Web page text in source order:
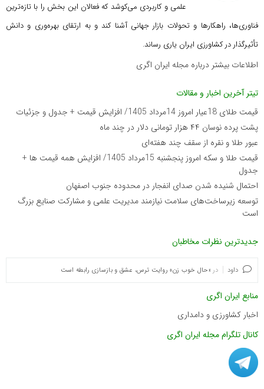
علمی و کاربردی می‌کوشد که فعالان این بخش را با تازه‌ترین
فناوری‌ها، راهکارها و تحولات بازار جهانی آشنا کند و به ارتقای بهره‌وری و دانش
تأثیرگذار در کشاورزی ایران یاری رساند.
اطلاعات بیشتر درباره مجله ایران اگری
تیتر آخرین اخبار و مقالات
قیمت طلای 18عیار امروز 14مرداد 1405/ افزایش قیمت + جدول و جزئیات
پشت پرده نوسان ۴۴ هزار تومانی دلار در چند ماه
عبور طلا و نقره از سقف چند هفته‌ای
قیمت طلا و سکه امروز پنجشنبه 15مرداد 1405/ افزایش همه قیمت ها +
جدول
احتمال شنیده شدن صدای انفجار در محدوده جنوب اصفهان
توسعه زیرساخت‌های سلامت نیازمند مدیریت علمی و مشارکت صنایع بزرگ
است
جدیدترین نظرات مخاطبان
داود در «حال خوب زن» روایت ترس، عشق و بازسازی رابطه است
منابع ایران اگری
اخبار کشاورزی و دامداری
کانال تلگرام مجله ایران اگری